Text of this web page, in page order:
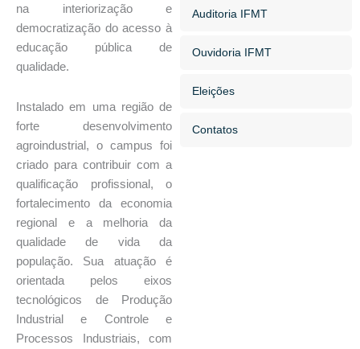
na interiorização e
democratização do acesso à
educação pública de
qualidade.
Instalado em uma região de
forte desenvolvimento
agroindustrial, o campus foi
criado para contribuir com a
qualificação profissional, o
fortalecimento da economia
regional e a melhoria da
qualidade de vida da
população. Sua atuação é
orientada pelos eixos
tecnológicos de Produção
Industrial e Controle e
Processos Industriais, com
Auditoria IFMT
Ouvidoria IFMT
Eleições
Contatos